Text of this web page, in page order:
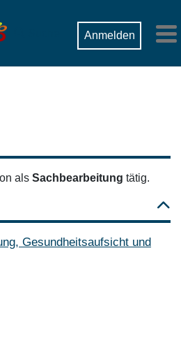
Anmelden
als Sachbearbeitung tätig.
Gesundheitsaufsicht und